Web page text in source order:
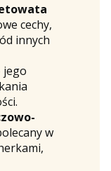
cechy,
innych
jego
w